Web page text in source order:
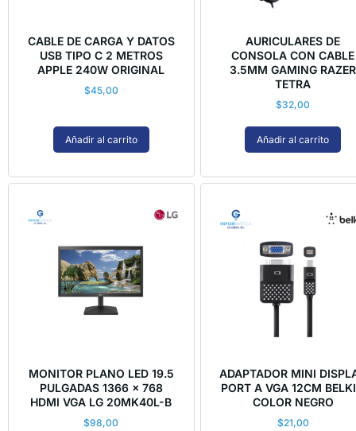
CABLE DE CARGA Y DATOS
USB TIPO C 2 METROS
APPLE 240W ORIGINAL
$45,00
Añadir al carrito
AURICULARES DE
CONSOLA CON CABLE
3.5MM GAMING RAZER
TETRA
$32,00
Añadir al carrito
MONITOR PLANO LED 19.5
PULGADAS 1366 x 768
HDMI VGA LG 20MK40L-B
$98,00
ADAPTADOR MINI
PORT A VGA 12CM
COLOR NEGRO
$21,00